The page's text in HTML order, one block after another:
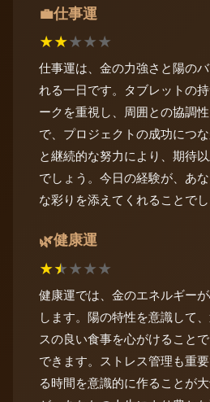
💼仕事運
★★★★★
仕事運は、金の力強さと陽の
れる一日です。タブレットの
ークを重視し、周囲との協調
で、プロジェクトの成功につ
と継続的な努力により、期待
でしょう。今日の経験が、あ
な彩りを添えてくれることでし
🌿健康運
★★★★★
健康運では、金のエネルギー
します。陽の特性を意識して
スの良い食事を心がけること
できます。ストレス管理も重
る時間を意識的に作ることが